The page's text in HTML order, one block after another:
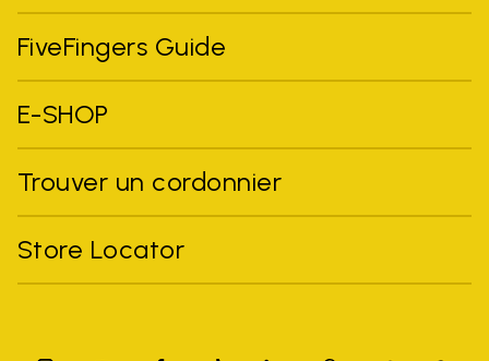
FiveFingers Guide
E-SHOP
Trouver un cordonnier
Store Locator